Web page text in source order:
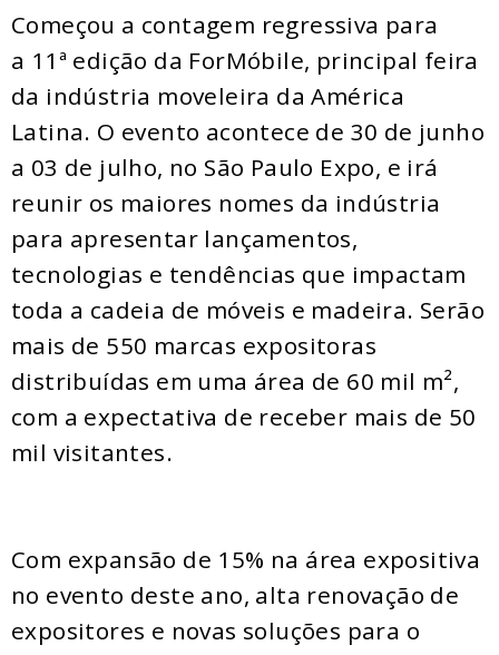
Começou a contagem regressiva para
a 11ª edição da ForMóbile, principal feira
da indústria moveleira da América
Latina. O evento acontece de 30 de junho
a 03 de julho, no São Paulo Expo, e irá
reunir os maiores nomes da indústria
para apresentar lançamentos,
tecnologias e tendências que impactam
toda a cadeia de móveis e madeira. Serão
mais de 550 marcas expositoras
distribuídas em uma área de 60 mil m²,
com a expectativa de receber mais de 50
mil visitantes.
Com expansão de 15% na área expositiva
no evento deste ano, alta renovação de
expositores e novas soluções para o